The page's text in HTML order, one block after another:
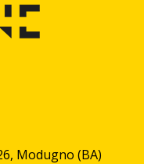
Modugno (BA)